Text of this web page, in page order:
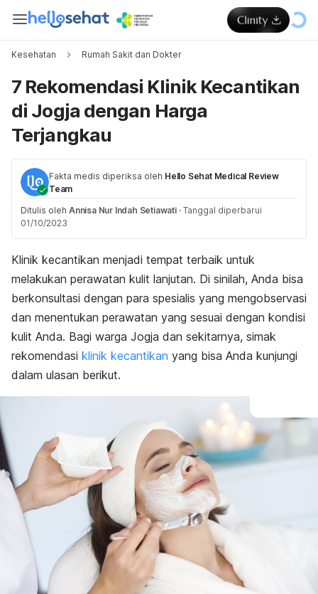
Kesehatan Rumah Sakit dan Dokter
7 Rekomendasi Klinik Kecantikan
di Jogja dengan Harga
Terjangkau
Fakta medis diperiksa oleh Hello Sehat Medical Review
Team
Ditulis oleh Annisa Nur Indah Setiawati · Tanggal diperbarui
01/10/2023
Klinik kecantikan menjadi tempat terbaik untuk
melakukan perawatan kulit lanjutan. Di sinilah, Anda bisa
berkonsultasi dengan para spesialis yang mengobservasi
dan menentukan perawatan yang sesuai dengan kondisi
kulit Anda. Bagi warga Jogja dan sekitarnya, simak
rekomendasi klinik kecantikan yang bisa Anda kunjungi
dalam ulasan berikut.